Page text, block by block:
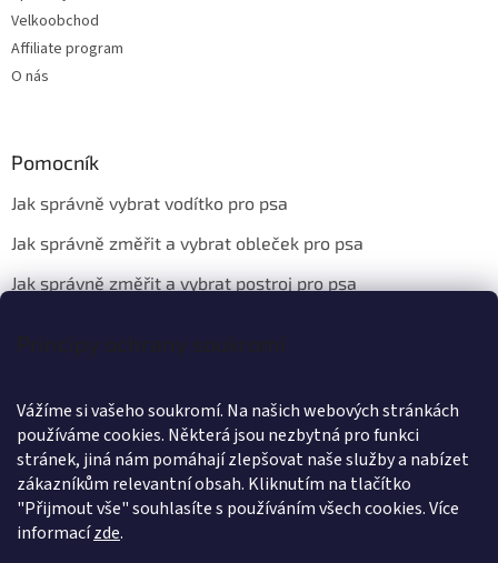
Principy ochrany soukromí
Vážíme si vašeho soukromí. Na našich webových stránkách
používáme cookies. Některá jsou nezbytná pro funkci
stránek, jiná nám pomáhají zlepšovat naše služby a nabízet
zákazníkům relevantní obsah. Kliknutím na tlačítko
"Přijmout vše" souhlasíte s používáním všech cookies.Více
informacízde.
Velkoobchod
Affiliate program
O nás
Pomocník
Jak správně vybrat vodítko pro psa
Jak správně změřit a vybrat obleček pro psa
Jak správně změřit a vybrat postroj pro psa
info@wanteddog.cz
Wanted Dog
wanteddogcz